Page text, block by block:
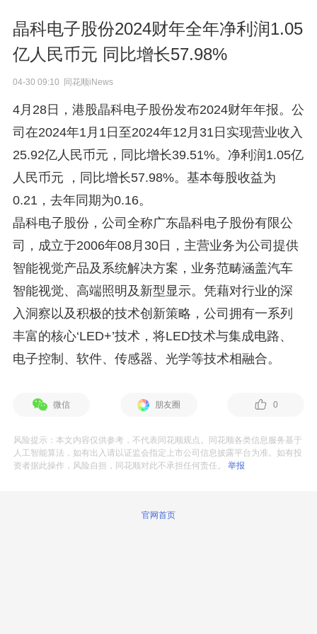
晶科电子股份2024财年全年净利润1.05
亿人民币元 同比增长57.98%
04-30 09:10 同花顺iNews
4月28日，港股晶科电子股份发布2024财年年报。公
司在2024年1月1日至2024年12月31日实现营业收入
25.92亿人民币元，同比增长39.51%。净利润1.05亿
人民币元 ，同比增长57.98%。基本每股收益为
0.21，去年同期为0.16。
晶科电子股份，公司全称广东晶科电子股份有限公
司，成立于2006年08月30日，主营业务为公司提供
智能视觉产品及系统解决方案，业务范畴涵盖汽车
智能视觉、高端照明及新型显示。凭藉对行业的深
入洞察以及积极的技术创新策略，公司拥有一系列
丰富的核心‘LED+’技术，将LED技术与集成电路、
电子控制、软件、传感器、光学等技术相融合。
微信 朋友圈 0
风险提示：本文内容仅供参考，不代表同花顺观点。同花顺各类信息服务基于
人工智能算法，如有出入请以证监会指定上市公司信息披露平台为准。如有投
资者据此操作，风险自担，同花顺对此不承担任何责任。举报
官网首页